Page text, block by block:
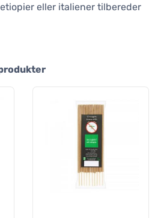
eller italiener tilbereder